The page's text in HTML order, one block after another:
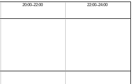
20:00–22:00 22:00–24:00